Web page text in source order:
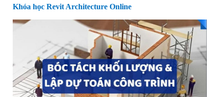
Khóa học Revit Architecture Online